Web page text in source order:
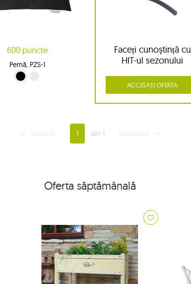
600 puncte
Pernă, PZS-1
negru (10)ecru (209)
Faceți cunoștință cu
HIT-ul sezonului
ACCESAȚI OFERTA
1 din 1
Oferta săptămânală